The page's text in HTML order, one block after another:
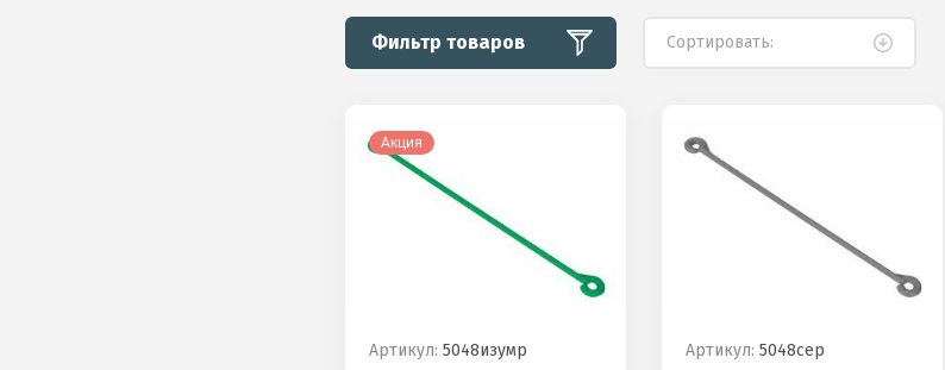
Фильтр товаров Сортировать:
Акция
Артикул: 5048изумр Артикул: 5048сер